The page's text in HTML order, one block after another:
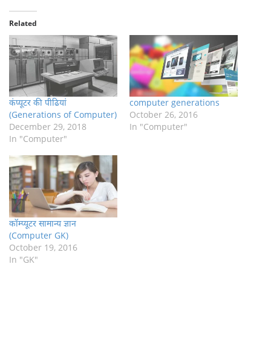
Related
कंप्यूटर की पीढियां
(Generations of Computer)
December 29, 2018
In "Computer"
computer generations
October 26, 2016
In "Computer"
कॉम्प्यूटर सामान्य ज्ञान
(Computer GK)
October 19, 2016
In "GK"